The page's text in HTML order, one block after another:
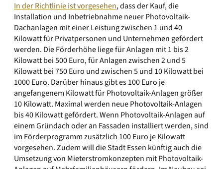
In der Richtlinie ist vorgesehen, dass der Kauf, die
Installation und Inbetriebnahme neuer Photovoltaik-
Dachanlagen mit einer Leistung zwischen 1 und 40
Kilowatt für Privatpersonen und Unternehmen gefördert
werden. Die Förderhöhe liege für Anlagen mit 1 bis 2
Kilowatt bei 500 Euro, für Anlagen zwischen 2 und 5
Kilowatt bei 750 Euro und zwischen 5 und 10 Kilowatt bei
1000 Euro. Darüber hinaus gibt es 100 Euro je
angefangenem Kilowatt für Photovoltaik-Anlagen größer
10 Kilowatt. Maximal werden neue Photovoltaik-Anlagen
bis 40 Kilowatt gefördert. Wenn Photovoltaik-Anlagen auf
einem Gründach oder an Fassaden installiert werden, sind
im Förderprogramm zusätzlich 100 Euro je Kilowatt
vorgesehen. Zudem will die Stadt Essen künftig auch die
Umsetzung von Mieterstromkonzepten mit Photovoltaik-